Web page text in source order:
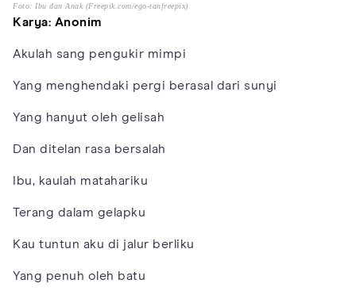
Foto: Ibu dan Anak (Freepik.com/ego-tanfreepix)
Karya: Anonim
Akulah sang pengukir mimpi
Yang menghendaki pergi berasal dari sunyi
Yang hanyut oleh gelisah
Dan ditelan rasa bersalah
Ibu, kaulah matahariku
Terang dalam gelapku
Kau tuntun aku di jalur berliku
Yang penuh oleh batu